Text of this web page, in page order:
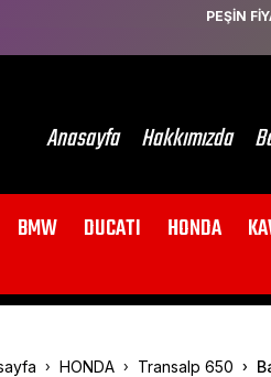
PEŞİN
Anasayfa Hakkımızda
BMW DUCATI HONDA
HONDA Transalp 650